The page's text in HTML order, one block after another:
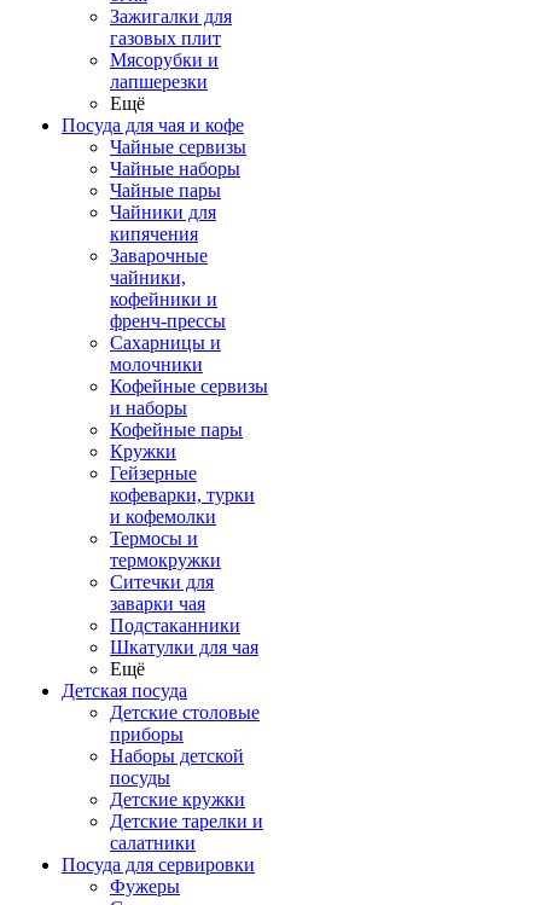
Зажигалки для
газовых плит
Мясорубки и
лапшерезки
Ещё
Посуда для чая и кофе
Чайные сервизы
Чайные наборы
Чайные пары
Чайники для
кипячения
Заварочные
чайники,
кофейники и
френч-прессы
Сахарницы и
молочники
Кофейные сервизы
и наборы
Кофейные пары
Кружки
Гейзерные
кофеварки, турки
и кофемолки
Термосы и
термокружки
Ситечки для
заварки чая
Подстаканники
Шкатулки для чая
Ещё
Детская посуда
Детские столовые
приборы
Наборы детской
посуды
Детские кружки
Детские тарелки и
салатники
Посуда для сервировки
Фужеры